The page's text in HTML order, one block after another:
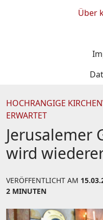
Über
HOCHRANGIGE
ERWARTET
Jerusalemer
wird
VERÖFFENTLICHT AM
2 MINUTEN